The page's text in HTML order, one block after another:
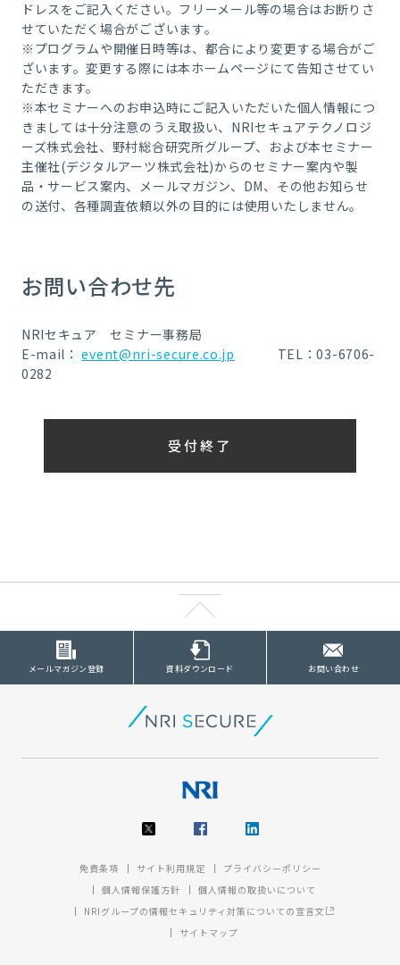
ドレスをご記入ください。フリーメール等の場合はお断りさ
せていただく場合がございます。
※プログラムや開催日時等は、都合により変更する場合がご
ざいます。変更する際には本ホームページにて告知させてい
ただきます。
※本セミナーへのお申込時にご記入いただいた個人情報につ
きましては十分注意のうえ取扱い、NRIセキュアテクノロジ
ーズ株式会社、野村総合研究所グループ、および本セミナー
主催社(デジタルアーツ株式会社)からのセミナー案内や製
品・サービス案内、メールマガジン、DM、その他お知らせ
の送付、各種調査依頼以外の目的には使用いたしません。
お問い合わせ先
NRIセキュア セミナー事務局
E-mail：event@nri-secure.co.jp TEL：03-6706-
0282
受付終了
メールマガジン登録 資料ダウンロード お問い合わせ
免責条項 サイト利用規定
プライバシーポリシー
個人情報保護方針
個人情報の取扱いについて
NRIグループの情報セキュリティ対策についての宣言文
サイトマップ